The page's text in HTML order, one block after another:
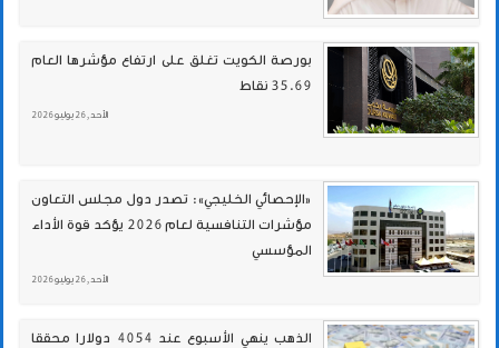
بورصة الكويت تغلق على ارتفاع مؤشرها العام
35.69 نقاط
الأحد , 26 يوليو 2026
«الإحصائي الخليجي»: تصدر دول مجلس التعاون
مؤشرات التنافسية لعام 2026 يؤكد قوة الأداء
المؤسسي
الأحد , 26 يوليو 2026
الذهب ينهي الأسبوع عند 4054 دولارا محققا